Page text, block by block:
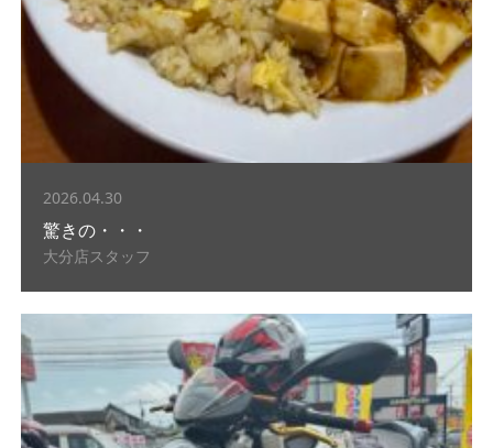
2026.04.30
驚きの・・・
大分店スタッフ